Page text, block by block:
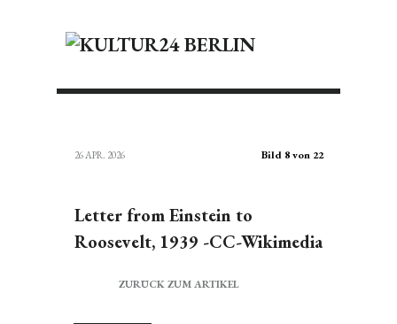
26 APR. 2026 Bild 8 von 22
Letter from Einstein to
Roosevelt, 1939 -CC-Wikimedia
ZURÜCK ZUM ARTIKEL